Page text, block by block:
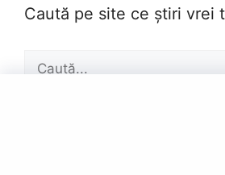
Caută pe site ce știri vrei
Caută
după: